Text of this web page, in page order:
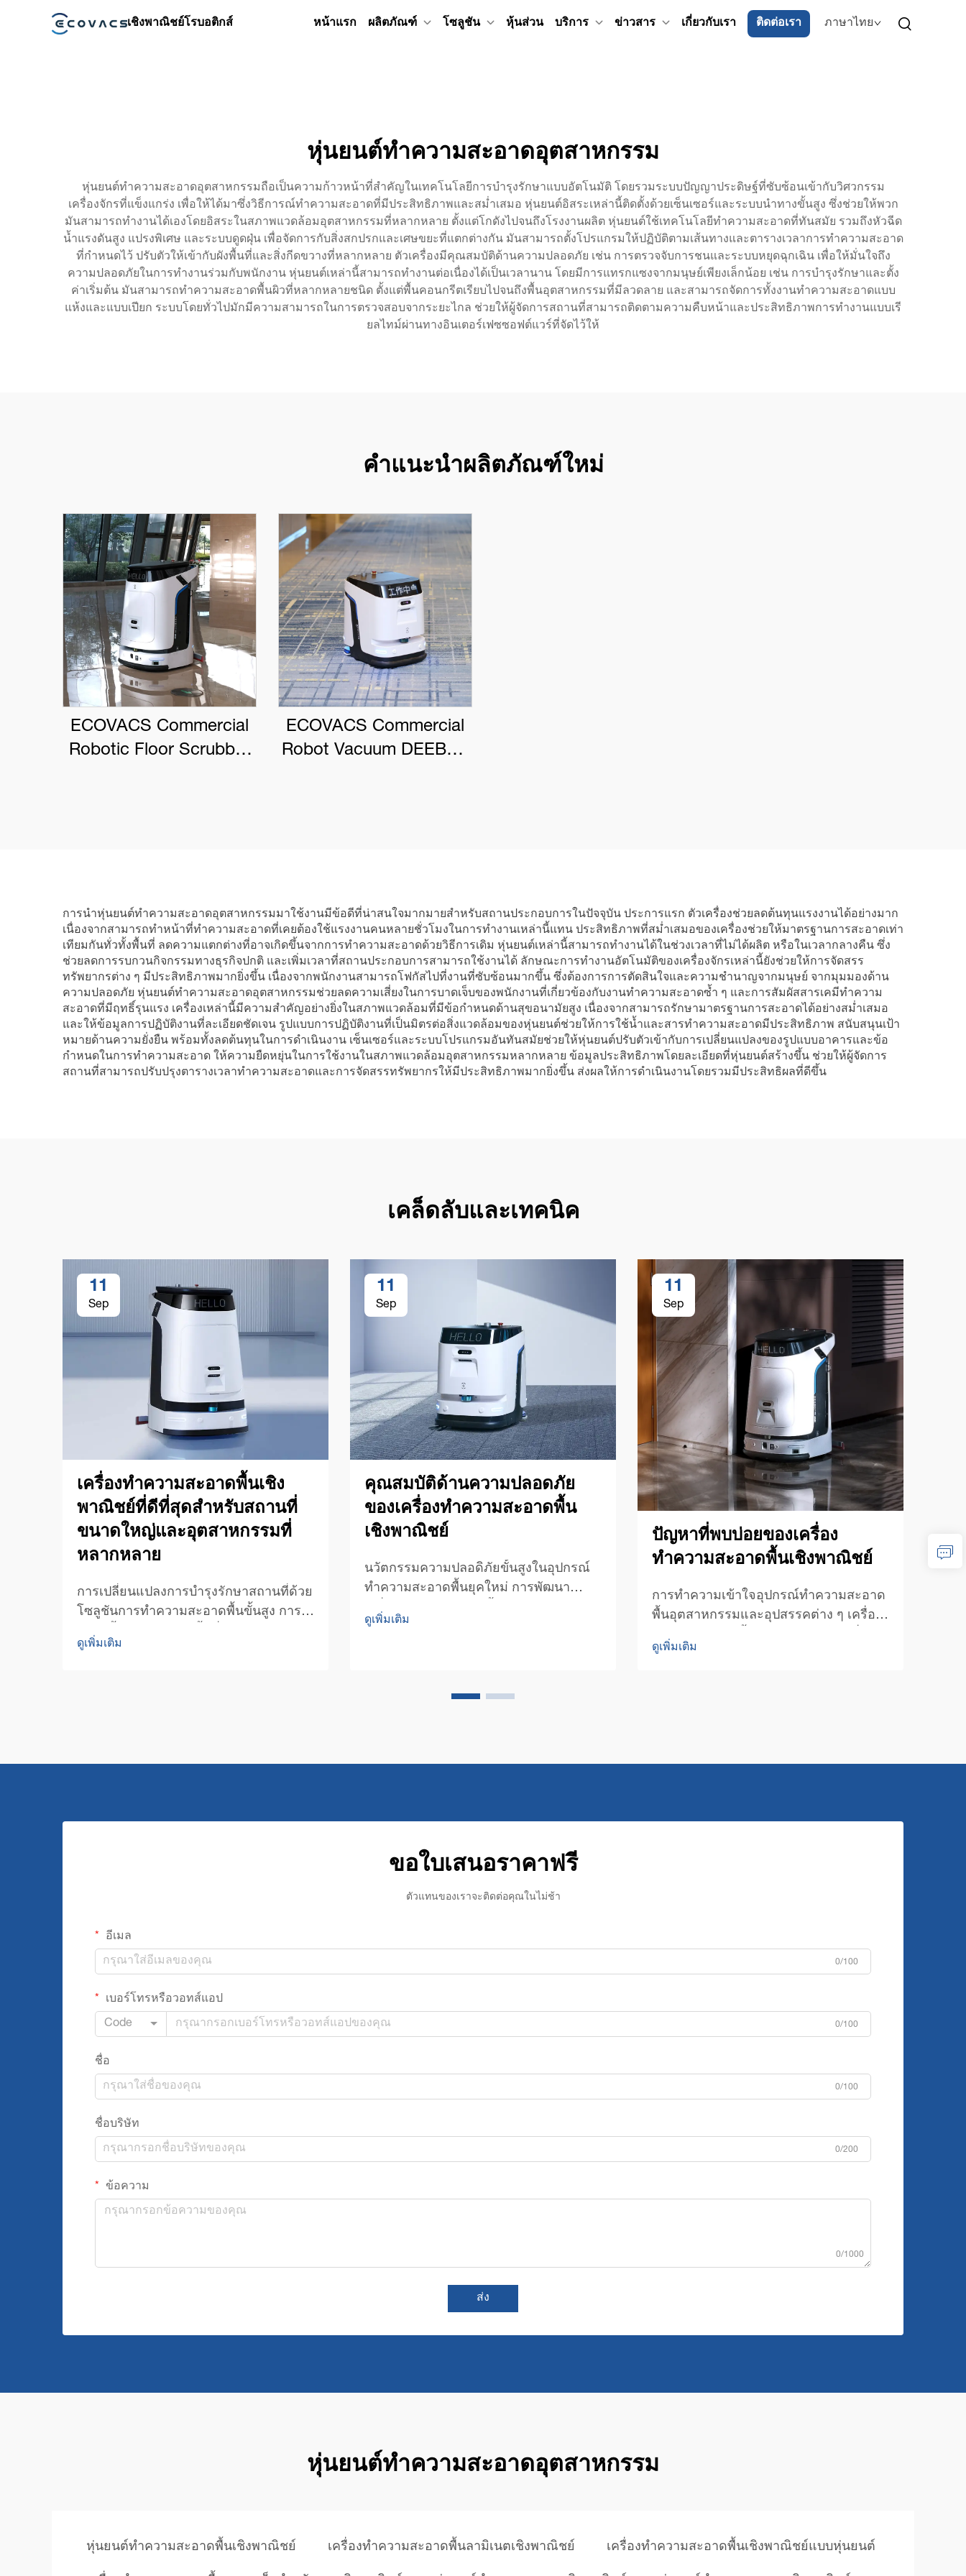
เชิงพาณิชย์โรบอติกส์ หน้าแรก ผลิตภัณฑ์ โซลูชัน หุ้นส่วน บริการ ข่าวสาร เกี่ยวกับเรา ติดต่อเรา ภาษาไทย
หุ่นยนต์ทำความสะอาดอุตสาหกรรม
หุ่นยนต์ทำความสะอาดอุตสาหกรรมถือเป็นความก้าวหน้าที่สำคัญในเทคโนโลยีการบำรุงรักษาแบบอัตโนมัติ โดยรวมระบบปัญญาประดิษฐ์ที่ซับซ้อนเข้ากับวิศวกรรม
เครื่องจักรที่แข็งแกร่ง เพื่อให้ได้มาซึ่งวิธีการณ์ทำความสะอาดที่มีประสิทธิภาพและสม่ำเสมอ หุ่นยนต์อิสระเหล่านี้ติดตั้งด้วยเซ็นเซอร์และระบบนำทางขั้นสูง ซึ่งช่วยให้พวก
มันสามารถทำงานได้เองโดยอิสระในสภาพแวดล้อมอุตสาหกรรมที่หลากหลาย ตั้งแต่โกดังไปจนถึงโรงงานผลิต หุ่นยนต์ใช้เทคโนโลยีทำความสะอาดที่ทันสมัย รวมถึงหัวฉีด
น้ำแรงดันสูง แปรงพิเศษ และระบบดูดฝุ่น เพื่อจัดการกับสิ่งสกปรกและเศษขยะที่แตกต่างกัน มันสามารถตั้งโปรแกรมให้ปฏิบัติตามเส้นทางและตารางเวลาการทำความสะอาด
ที่กำหนดไว้ ปรับตัวให้เข้ากับผังพื้นที่และสิ่งกีดขวางที่หลากหลาย ตัวเครื่องมีคุณสมบัติด้านความปลอดภัย เช่น การตรวจจับการชนและระบบหยุดฉุกเฉิน เพื่อให้มั่นใจถึง
ความปลอดภัยในการทำงานร่วมกับพนักงาน หุ่นยนต์เหล่านี้สามารถทำงานต่อเนื่องได้เป็นเวลานาน โดยมีการแทรกแซงจากมนุษย์เพียงเล็กน้อย เช่น การบำรุงรักษาและตั้ง
ค่าเริ่มต้น มันสามารถทำความสะอาดพื้นผิวที่หลากหลายชนิด ตั้งแต่พื้นคอนกรีตเรียบไปจนถึงพื้นอุตสาหกรรมที่มีลวดลาย และสามารถจัดการทั้งงานทำความสะอาดแบบ
แห้งและแบบเปียก ระบบโดยทั่วไปมักมีความสามารถในการตรวจสอบจากระยะไกล ช่วยให้ผู้จัดการสถานที่สามารถติดตามความคืบหน้าและประสิทธิภาพการทำงานแบบเรี
ยลไทม์ผ่านทางอินเตอร์เฟซซอฟต์แวร์ที่จัดไว้ให้
คำแนะนำผลิตภัณฑ์ใหม่
ECOVACS Commercial
Robotic Floor Scrubber
ECOVACS Commercial
Robot Vacuum DEEBOT
การนำหุ่นยนต์ทำความสะอาดอุตสาหกรรมมาใช้งานมีข้อดีที่น่าสนใจมากมายสำหรับสถานประกอบการในปัจจุบัน ประการแรก ตัวเครื่องช่วยลดต้นทุนแรงงานได้อย่างมาก
เนื่องจากสามารถทำหน้าที่ทำความสะอาดที่เคยต้องใช้แรงงานคนหลายชั่วโมงในการทำงานเหล่านี้แทน ประสิทธิภาพที่สม่ำเสมอของเครื่องช่วยให้มาตรฐานการสะอาดเท่า
เทียมกันทั่วทั้งพื้นที่ ลดความแตกต่างที่อาจเกิดขึ้นจากการทำความสะอาดด้วยวิธีการเดิม หุ่นยนต์เหล่านี้สามารถทำงานได้ในช่วงเวลาที่ไม่ได้ผลิต หรือในเวลากลางคืน ซึ่ง
ช่วยลดการรบกวนกิจกรรมทางธุรกิจปกติ และเพิ่มเวลาที่สถานประกอบการสามารถใช้งานได้ ลักษณะการทำงานอัตโนมัติของเครื่องจักรเหล่านี้ยังช่วยให้การจัดสรร
ทรัพยากรต่าง ๆ มีประสิทธิภาพมากยิ่งขึ้น เนื่องจากพนักงานสามารถโฟกัสไปที่งานที่ซับซ้อนมากขึ้น ซึ่งต้องการการตัดสินใจและความชำนาญจากมนุษย์ จากมุมมองด้าน
ความปลอดภัย หุ่นยนต์ทำความสะอาดอุตสาหกรรมช่วยลดความเสี่ยงในการบาดเจ็บของพนักงานที่เกี่ยวข้องกับงานทำความสะอาดซ้ำ ๆ และการสัมผัสสารเคมีทำความ
สะอาดที่มีฤทธิ์รุนแรง เครื่องเหล่านี้มีความสำคัญอย่างยิ่งในสภาพแวดล้อมที่มีข้อกำหนดด้านสุขอนามัยสูง เนื่องจากสามารถรักษามาตรฐานการสะอาดได้อย่างสม่ำเสมอ
และให้ข้อมูลการปฏิบัติงานที่ละเอียดชัดเจน รูปแบบการปฏิบัติงานที่เป็นมิตรต่อสิ่งแวดล้อมของหุ่นยนต์ช่วยให้การใช้น้ำและสารทำความสะอาดมีประสิทธิภาพ สนับสนุนเป้า
หมายด้านความยั่งยืน พร้อมทั้งลดต้นทุนในการดำเนินงาน เซ็นเซอร์และระบบโปรแกรมอันทันสมัยช่วยให้หุ่นยนต์ปรับตัวเข้ากับการเปลี่ยนแปลงของรูปแบบอาคารและข้อ
กำหนดในการทำความสะอาด ให้ความยืดหยุ่นในการใช้งานในสภาพแวดล้อมอุตสาหกรรมหลากหลาย ข้อมูลประสิทธิภาพโดยละเอียดที่หุ่นยนต์สร้างขึ้น ช่วยให้ผู้จัดการ
สถานที่สามารถปรับปรุงตารางเวลาทำความสะอาดและการจัดสรรทรัพยากรให้มีประสิทธิภาพมากยิ่งขึ้น ส่งผลให้การดำเนินงานโดยรวมมีประสิทธิผลที่ดีขึ้น
เคล็ดลับและเทคนิค
11
Sep
เครื่องทำความสะอาดพื้นเชิง
พาณิชย์ที่ดีที่สุดสำหรับสถานที่
ขนาดใหญ่และอุตสาหกรรมที่
หลากหลาย
การเปลี่ยนแปลงการบำรุงรักษาสถานที่ด้วย
โซลูชันการทำความสะอาดพื้นขั้นสูง การ
รักษาพื้นให้สะอาดในพื้นที่เชิงพาณิชย์
ขนาดใหญ่นั้นเป็นความท้าทายที่ต้องอาศัย
ดูเพิ่มเติม
11
Sep
คุณสมบัติด้านความปลอดภัย
ของเครื่องทำความสะอาดพื้น
เชิงพาณิชย์
นวัตกรรมความปลอดิภัยขั้นสูงในอุปกรณ์
ทำความสะอาดพื้นยุคใหม่ การพัฒนา
เครื่องทำความสะอาดพื้นเชิงพาณิชย์ได้นำ
ความมีประสิทธิภาพที่ไม่เคยมีมาก่อนมาสู่
ดูเพิ่มเติม
11
Sep
ปัญหาที่พบบ่อยของเครื่อง
ทำความสะอาดพื้นเชิงพาณิชย์
การทำความเข้าใจอุปกรณ์ทำความสะอาด
พื้นอุตสาหกรรมและอุปสรรคต่าง ๆ เครื่อง
ทำความสะอาดพื้นเชิงพาณิชย์เป็นเครื่อง
มือสำคัญในการรักษาความสะอาดของ
ดูเพิ่มเติม
ทำ
ขอใบเสนอราคาฟรี
ตัวแทนของเราจะติดต่อคุณในไม่ช้า
อีเมล
0/100
เบอร์โทรหรือวอทส์แอป
Code 0/100
ชื่อ
0/100
ชื่อบริษัท
0/200
ข้อความ
0/1000
ส่ง
หุ่นยนต์ทำความสะอาดอุตสาหกรรม
หุ่นยนต์ทำความสะอาดพื้นเชิงพาณิชย์ เครื่องทำความสะอาดพื้นลามิเนตเชิงพาณิชย์ เครื่องทำความสะอาดพื้นเชิงพาณิชย์แบบหุ่นยนต์